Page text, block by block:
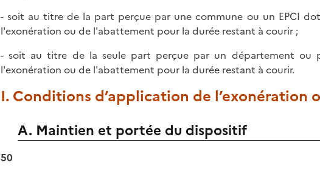
- soit au titre de la part perçue par une commune ou un EPCI
l'exonération ou de l'abattement pour la durée restant à courir ;
- soit au titre de la seule part perçue par un département ou
l'exonération ou de l'abattement pour la durée restant à courir.
I. Conditions d’application de l’exonération
A. Maintien et portée du dispositif
50